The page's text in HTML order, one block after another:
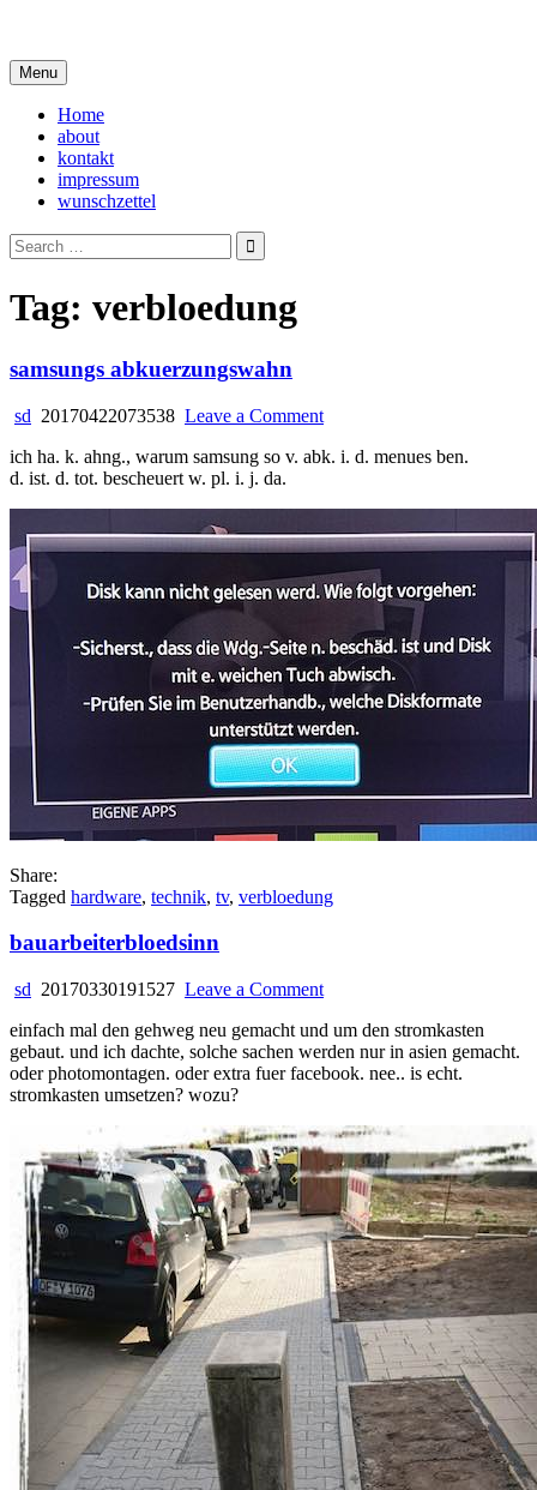
content
Menu
Home
about
kontakt
impressum
wunschzettel
Search
for:
Tag: verbloedung
samsungs abkuerzungswahn
sd 20170422073538 Leave a Commenton
abkuerzungswahn
ich ha. k. ahng., warum samsung so v. abk. i. d. menues ben.
d. ist. d. tot. bescheuert w. pl. i. j. da.
Share:
Tagged hardware, technik, tv, verbloedung
bauarbeiterbloedsinn
sd 20170330191527 Leave a Commenton
einfach mal den gehweg neu gemacht und um den stromkasten
gebaut. und ich dachte, solche sachen werden nur in asien gemacht.
oder photomontagen. oder extra fuer facebook. nee.. is echt.
stromkasten umsetzen? wozu?